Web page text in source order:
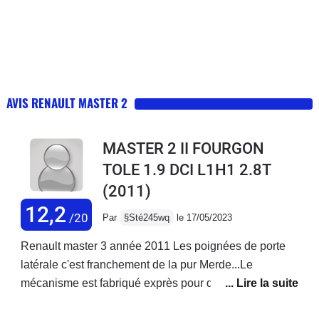
AVIS RENAULT MASTER 2
12,2 /20
MASTER 2 II FOURGON
TOLE 1.9 DCI L1H1 2.8T
(2011)
Par §Sté245wq le 17/05/2023
Renault master 3 année 2011 Les poignées de porte
latérale c'est franchement de la pur Merde...Le
mécanisme est fabriqué exprès pour qu'il casse et oui